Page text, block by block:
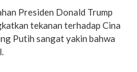
Presiden Donald Trump
tekanan terhadap Cina
Putih sangat yakin bahwa